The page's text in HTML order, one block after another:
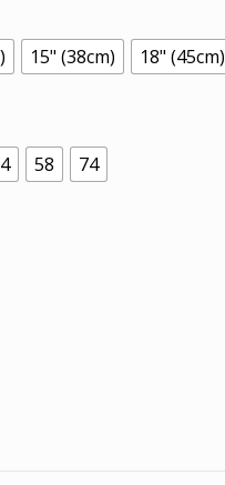
15" (38cm) 18" (45cm)
58 74